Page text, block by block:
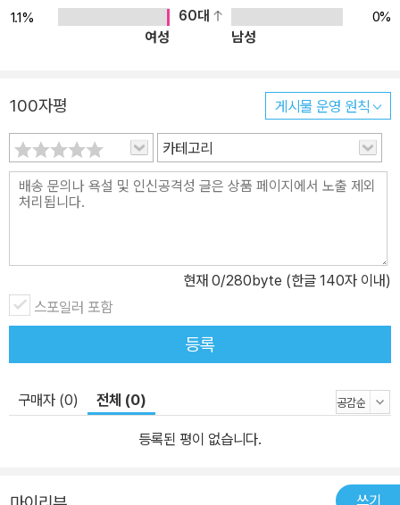
1.1%
60대
0%
여성
남성
100자평 게시물 운영 원칙
카테고리
현재 0/280byte (한글 140자 이내)
스포일러 포함
등록
구매자 (0) 전체 (0)
등록된 평이 없습니다.
쓰기